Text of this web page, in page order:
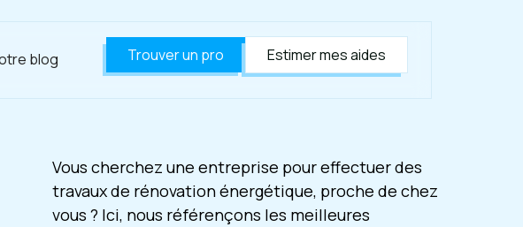
blog Trouver un pro Estimer mes aides
Vous cherchez une entreprise pour effectuer des
travaux de rénovation énergétique, proche de chez
vous ? Ici, nous référençons les meilleures